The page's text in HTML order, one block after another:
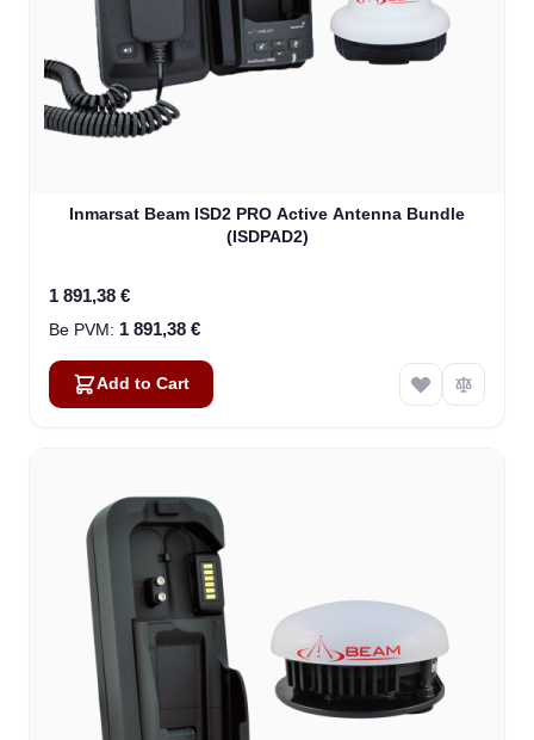
Inmarsat Beam ISD2 PRO Active Antenna Bundle
(ISDPAD2)
1 891,38 €
1 891,38 €
Add to Cart